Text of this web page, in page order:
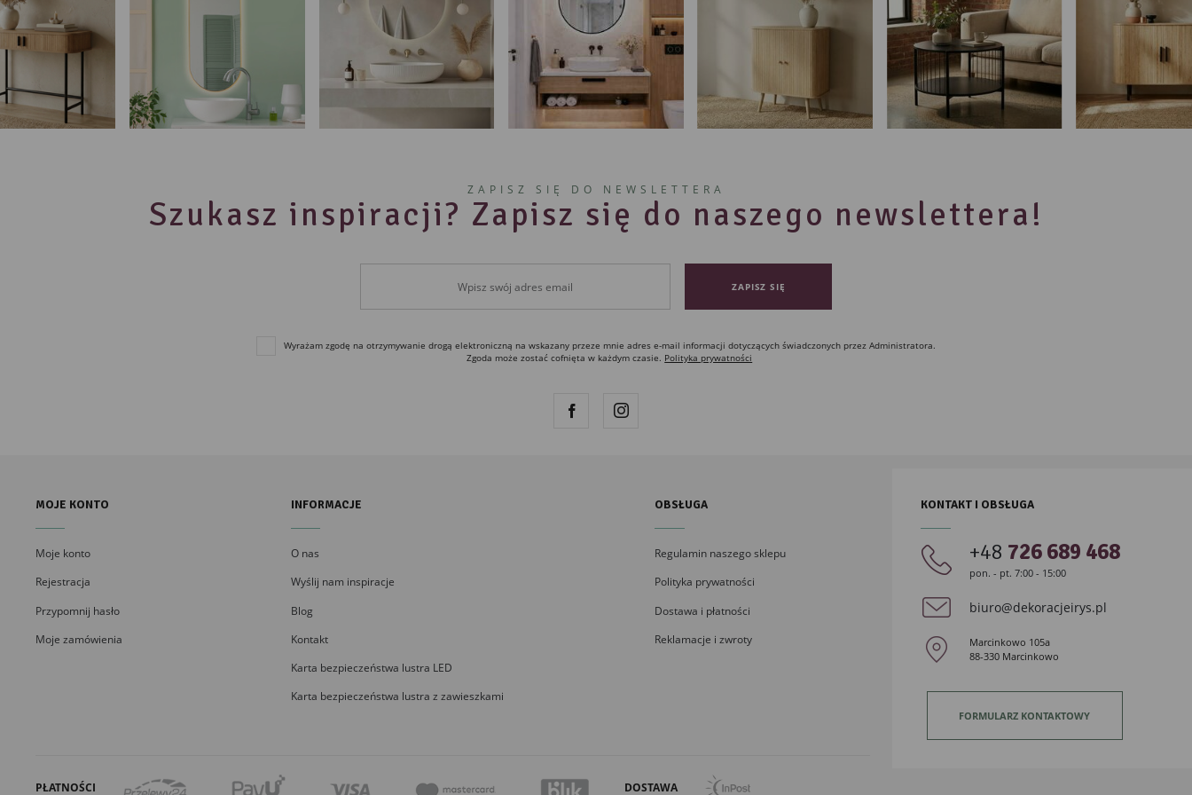
ZAPISZ SIĘ DO NEWSLETTERA
Szukasz inspiracji? Zapisz się do naszego newslettera!
Wyrażam zgodę na otrzymywanie drogą elektroniczną na wskazany przeze mnie adres e-mail informacji dotyczących świadczonych przez Administratora.
Zgoda może zostać cofnięta w każdym czasie. Polityka prywatności
MOJE KONTO
Moje konto
Rejestracja
Przypomnij hasło
Moje zamówienia
INFORMACJE
O nas
Wyślij nam inspiracje
Blog
Kontakt
Karta bezpieczeństwa lustra LED
Karta bezpieczeństwa lustra z zawieszkami
OBSŁUGA
Regulamin naszego sklepu
Polityka prywatności
Dostawa i płatności
Reklamacje i zwroty
PŁATNOŚCI DOSTAWA
KONTAKT I OBSŁUGA
+48 726 689 468
pon. - pt. 7:00 - 15:00
biuro@dekoracjeirys.pl
Marcinkowo 105a
88-330 Marcinkowo
FORMULARZ KONTAKTOWY